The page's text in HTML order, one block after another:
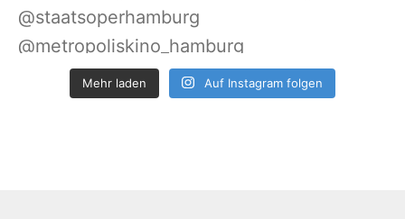
Mehr laden Auf Instagram folgen